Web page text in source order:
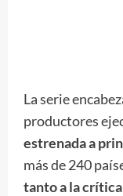
La serie
productores
estrenada a
más de 240
tanto a la crítica